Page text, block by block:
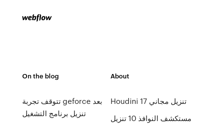
On the blog
تتوقف تجربة geforce بعد
تنزيل برنامج التشغيل
About
Houdini 17 تنزيل مجاني
مستكشف النوافذ 10 تنزيل